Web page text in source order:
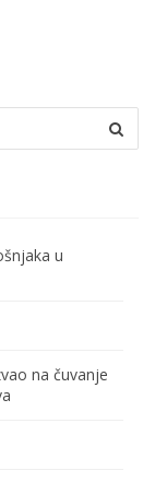
u
na čuvanje